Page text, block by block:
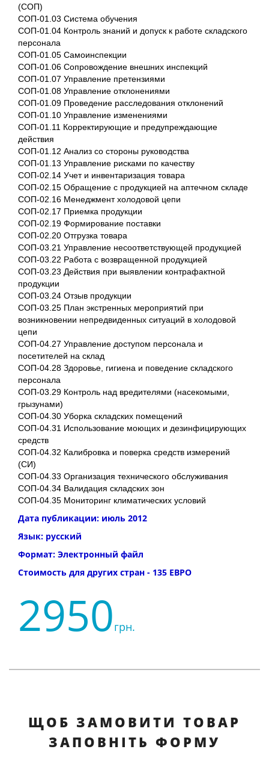
(СОП)
СОП-01.03 Система обучения
СОП-01.04 Контроль знаний и допуск к работе складского
персонала
СОП-01.05 Самоинспекции
СОП-01.06 Сопровождение внешних инспекций
СОП-01.07 Управление претензиями
СОП-01.08 Управление отклонениями
СОП-01.09 Проведение расследования отклонений
СОП-01.10 Управление изменениями
СОП-01.11 Корректирующие и предупреждающие
действия
СОП-01.12 Анализ со стороны руководства
СОП-01.13 Управление рисками по качеству
СОП-02.14 Учет и инвентаризация товара
СОП-02.15 Обращение с продукцией на аптечном складе
СОП-02.16 Менеджмент холодовой цепи
СОП-02.17 Приемка продукции
СОП-02.19 Формирование поставки
СОП-02.20 Отгрузка товара
СОП-03.21 Управление несоответствующей продукцией
СОП-03.22 Работа с возвращенной продукцией
СОП-03.23 Действия при выявлении контрафактной
продукции
СОП-03.24 Отзыв продукции
СОП-03.25 План экстренных мероприятий при
возникновении непредвиденных ситуаций в холодовой
цепи
СОП-04.27 Управление доступом персонала и
посетителей на склад
СОП-04.28 Здоровье, гигиена и поведение складского
персонала
СОП-03.29 Контроль над вредителями (насекомыми,
грызунами)
СОП-04.30 Уборка складских помещений
СОП-04.31 Использование моющих и дезинфицирующих
средств
СОП-04.32 Калибровка и поверка средств измерений
(СИ)
СОП-04.33 Организация технического обслуживания
СОП-04.34 Валидация складских зон
СОП-04.35 Мониторинг климатических условий
Дата публикации: июль 2012
Язык: русский
Формат: Электронный файл
Стоимость для других стран - 135 ЕВРО
2950грн.
ЩОБ ЗАМОВИТИ ТОВАР
ЗАПОВНІТЬ ФОРМУ